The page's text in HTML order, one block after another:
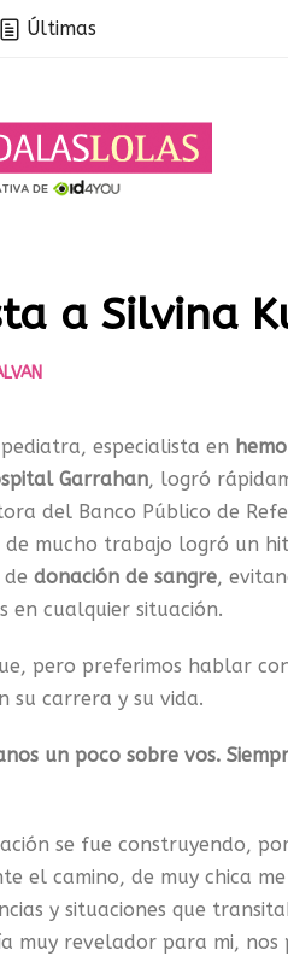
Últimas
a Silvina
especialista en
Garrahan, logró
del Banco Público de
mucho trabajo logró un
donación de sangre,
en cualquier situación.
pero preferimos hablar
su carrera y su vida.
un poco sobre vos.
se fue construyendo,
el camino, de muy chica
y situaciones que
muy revelador para mi, nos